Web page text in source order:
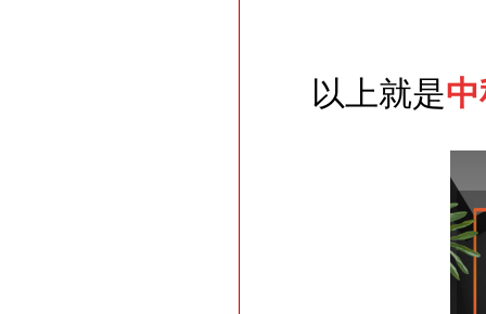
以上就是